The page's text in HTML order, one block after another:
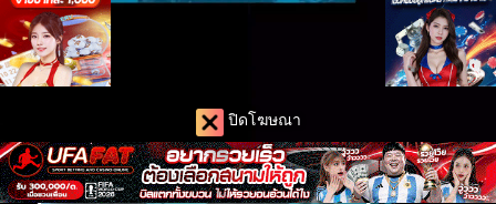
ปิดโฆษณา